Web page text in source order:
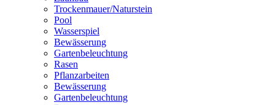
Trockenmauer/Naturstein
Pool
Wasserspiel
Bewässerung
Gartenbeleuchtung
Rasen
Pflanzarbeiten
Bewässerung
Gartenbeleuchtung